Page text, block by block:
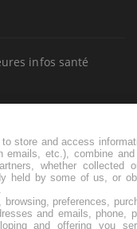
infos santé
2026
to store and access
emails, etc.), combine and
whether collected
held by some of us, or
preferences,
and emails, phone,
and offering you